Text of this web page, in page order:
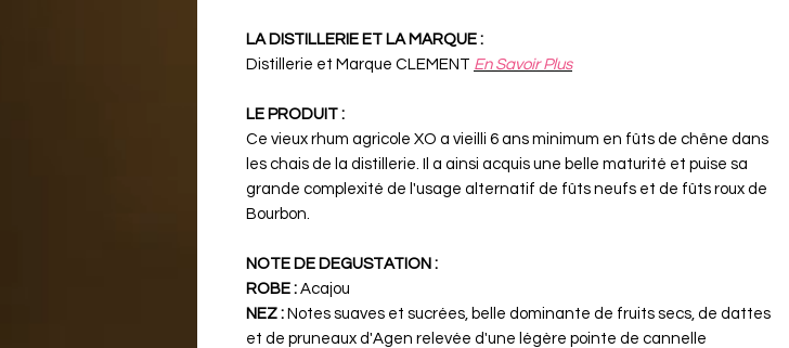
LA DISTILLERIE ET LA MARQUE :
Distillerie et Marque CLEMENT En Savoir Plus
LE PRODUIT :
Ce vieux rhum agricole XO a vieilli 6 ans minimum en fûts de chêne dans
les chais de la distillerie. Il a ainsi acquis une belle maturité et puise sa
grande complexité de l'usage alternatif de fûts neufs et de fûts roux de
Bourbon.
NOTE DE DEGUSTATION :
ROBE : Acajou
NEZ : Notes suaves et sucrées, belle dominante de fruits secs, de dattes
et de pruneaux d'Agen relevée d'une légère pointe de cannelle